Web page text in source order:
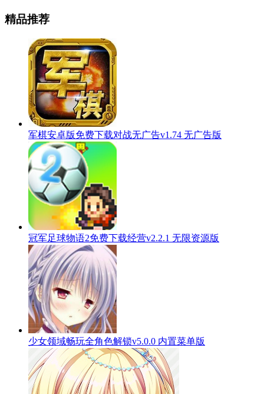
精品推荐
军棋安卓版免费下载对战无广告v1.74 无广告版
冠军足球物语2免费下载经营v2.2.1 无限资源版
少女领域畅玩全角色解锁v5.0.0 内置菜单版